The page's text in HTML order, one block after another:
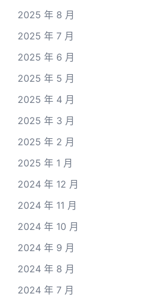
2025 年 8 月
2025 年 7 月
2025 年 6 月
2025 年 5 月
2025 年 4 月
2025 年 3 月
2025 年 2 月
2025 年 1 月
2024 年 12 月
2024 年 11 月
2024 年 10 月
2024 年 9 月
2024 年 8 月
2024 年 7 月